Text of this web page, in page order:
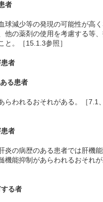
者
球減少等の発現の可能性が高
他の薬剤の使用を考慮する等
と。［15.1.3参照］
者
る患者
らわれるおそれがある。［7.1
者
炎の病歴のある患者では肝機
機能抑制があらわれるおそれが
る者